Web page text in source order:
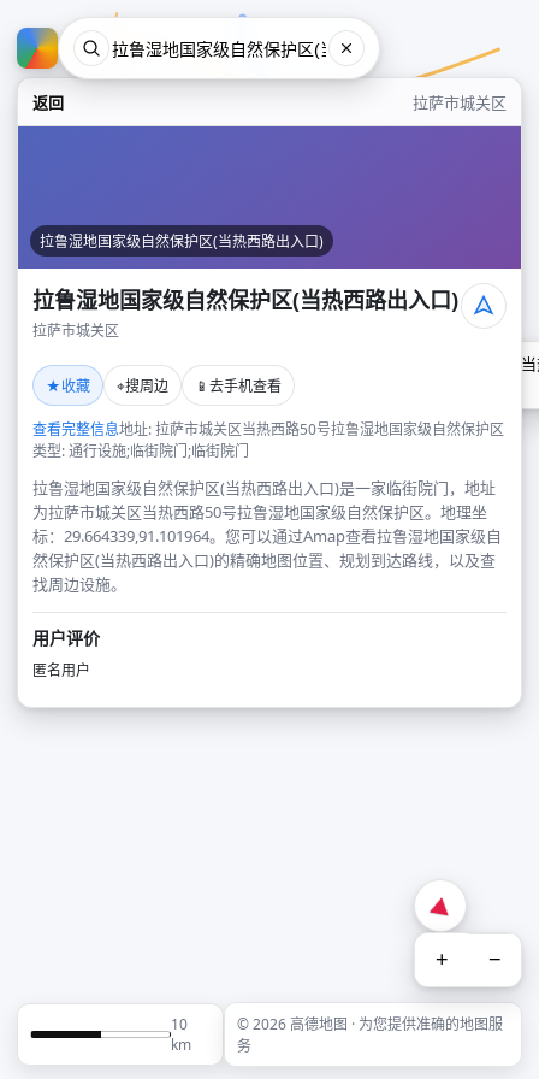
返回 拉萨市城关区
拉鲁湿地国家级自然保护区(当热西路出入口)
拉鲁湿地国家级自然保护区(当热西路出入口)
拉萨市城关区
★收藏 ⌖搜周边 📱 去手机查看
查看完整信息地址: 拉萨市城关区当热西路50号拉鲁湿地国家级自然保护区
类型: 通行设施;临街院门;临街院门
拉鲁湿地国家级自然保护区(当热西路出入口)是一家临街院门，地址
为拉萨市城关区当热西路50号拉鲁湿地国家级自然保护区。地理坐
标：29.664339,91.101964。您可以通过Amap查看拉鲁湿地国家级自
然保护区(当热西路出入口)的精确地图位置、规划到达路线，以及查
找周边设施。
用户评价
匿名用户
拉鲁湿地国家级自然保护区(
+ −
10
km
© 2026 高德地图 · 为您提供准确的地图服
务